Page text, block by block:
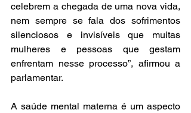
celebrem a chegada de uma nova vida,
nem sempre se fala dos sofrimentos
silenciosos e invisíveis que muitas
mulheres e pessoas que gestam
enfrentam nesse processo”, afirmou a
parlamentar.
A saúde mental materna é um aspecto